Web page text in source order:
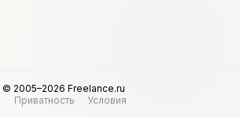
© 2005–2026 Freelance.ru
Приватность
Условия